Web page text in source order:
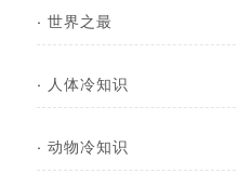
· 世界之最
· 人体冷知识
· 动物冷知识